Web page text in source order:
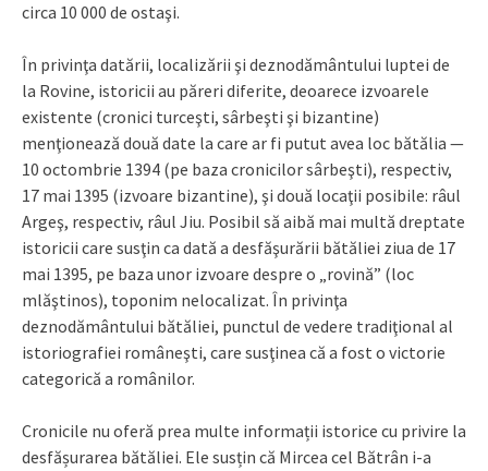
circa 10 000 de ostaşi.
În privinţa datării, localizării şi deznodământului luptei de
la Rovine, istoricii au păreri diferite, deoarece izvoarele
existente (cronici turceşti, sârbeşti şi bizantine)
menţionează două date la care ar fi putut avea loc bătălia —
10 octombrie 1394 (pe baza cronicilor sârbeşti), respectiv,
17 mai 1395 (izvoare bizantine), şi două locaţii posibile: râul
Argeş, respectiv, râul Jiu. Posibil să aibă mai multă dreptate
istoricii care susţin ca dată a desfăşurării bătăliei ziua de 17
mai 1395, pe baza unor izvoare despre o „rovină” (loc
mlăştinos), toponim nelocalizat. În privinţa
deznodământului bătăliei, punctul de vedere tradiţional al
istoriografiei româneşti, care susţinea că a fost o victorie
categorică a românilor.
Cronicile nu oferă prea multe informații istorice cu privire la
desfășurarea bătăliei. Ele susțin că Mircea cel Bătrân i-a